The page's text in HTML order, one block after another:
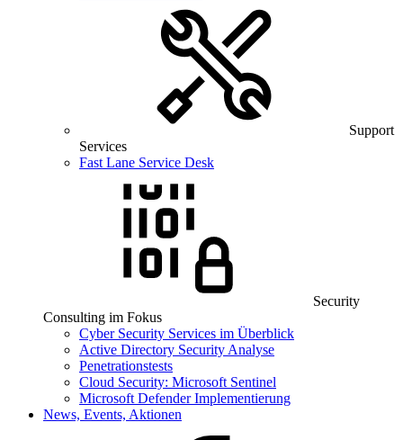
Support
Services
Fast Lane Service Desk
Security
Consulting im Fokus
Cyber Security Services im Überblick
Active Directory Security Analyse
Penetrationstests
Cloud Security: Microsoft Sentinel
Microsoft Defender Implementierung
News, Events, Aktionen